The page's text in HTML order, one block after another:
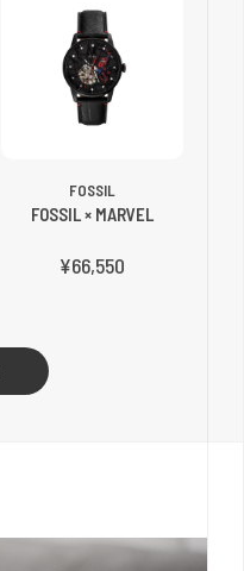
FOSSIL
FOSSIL × MARVEL
¥66,550